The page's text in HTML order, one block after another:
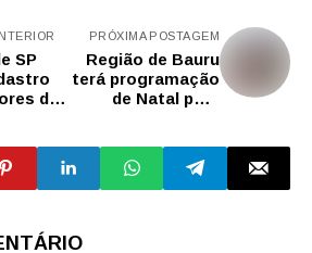
SP
de
PRÓXIMA POSTAGEM
Região de Bauru
terá programação
de Natal para